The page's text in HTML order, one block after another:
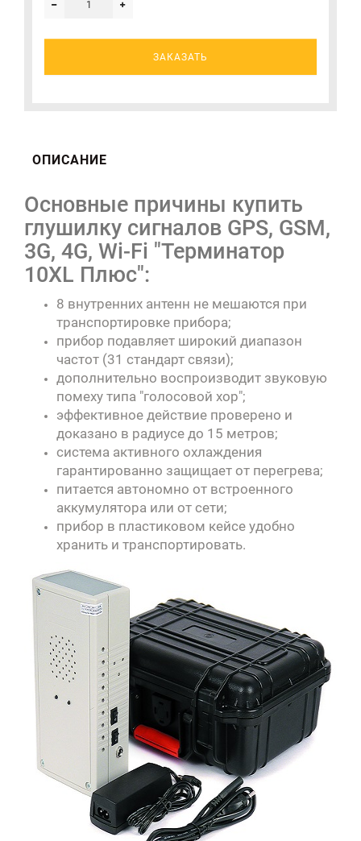
ЗАКАЗАТЬ
ОПИСАНИЕ
Основные причины купить
глушилку сигналов GPS, GSM,
3G, 4G, Wi-Fi "Терминатор
10XL Плюс":
8 внутренних антенн не мешаются при
транспортировке прибора;
прибор подавляет широкий диапазон
частот (31 стандарт связи);
дополнительно воспроизводит звуковую
помеху типа "голосовой хор";
эффективное действие проверено и
доказано в радиусе до 15 метров;
система активного охлаждения
гарантированно защищает от перегрева;
питается автономно от встроенного
аккумулятора или от сети;
прибор в пластиковом кейсе удобно
хранить и транспортировать.